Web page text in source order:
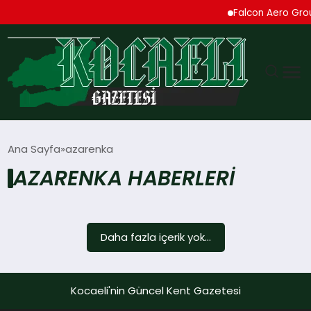
Falcon Aero
TEKNOLOJI
Ana Sayfa azarenka
AZARENKA HABERLERI
Daha fazla içerik yok...
Kocaeli'nin Güncel Kent Gazetesi